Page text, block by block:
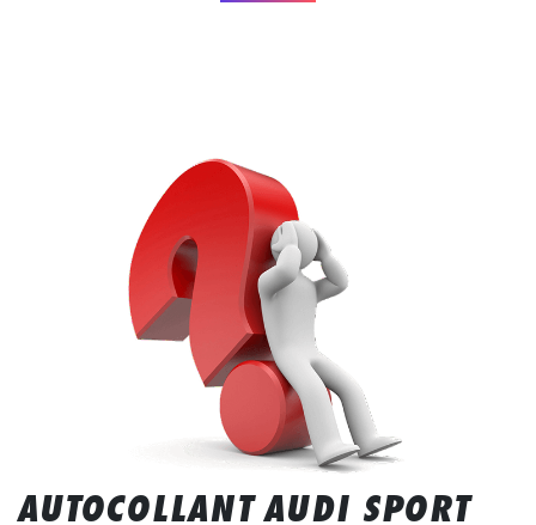
AUTOCOLLANT AUDI SPORT